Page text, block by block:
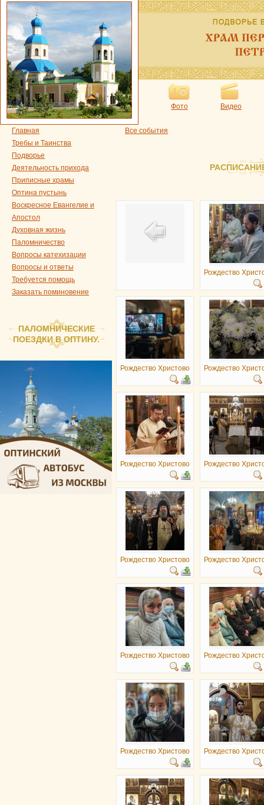
Фото Видео
Главная
Требы и Таинства
Подворье
Деятельность прихода
Приписные храмы
Оптина пустынь
Воскресное Евангелие и
Апостол
Духовная жизнь
Паломничество
Вопросы катехизации
Вопросы и ответы
Требуется помощь
Заказать поминовение
ПАЛОМНИЧЕСКИЕ
ПОЕЗДКИ В ОПТИНУ.
Все события
Рождество
Рождество Христово Рождество
Рождество Христово Рождество
Рождество Христово Рождество
Рождество Христово Рождество
Рождество Христово Рождество